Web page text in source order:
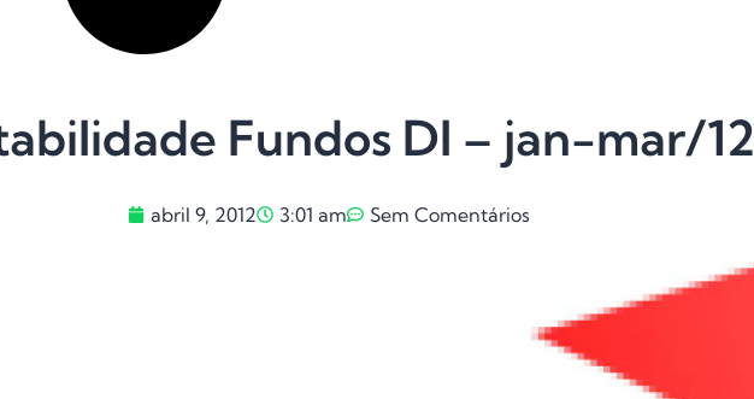
Fundos DI – jan-mar/12
abril 9, 2012 3:01 am Sem Comentários